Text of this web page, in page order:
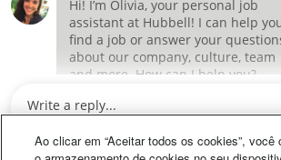
Definições de cookies
b
e
Ao clicar em “Aceitar todos os cookies”, você